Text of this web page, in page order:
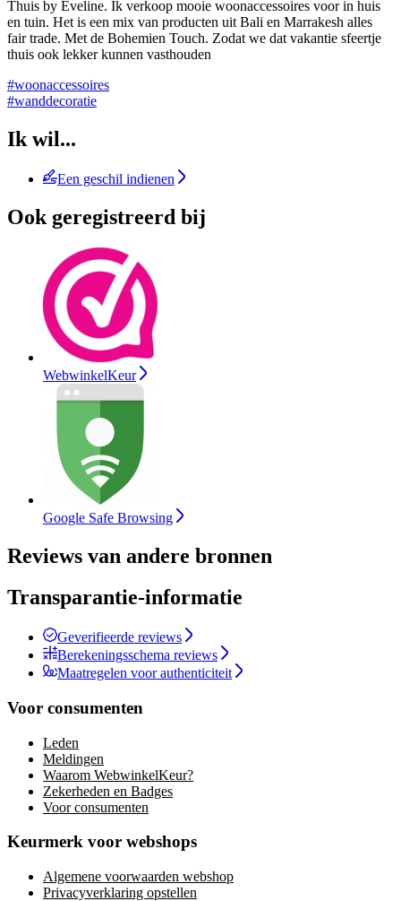
Thuis by Eveline. Ik verkoop mooie woonaccessoires voor in huis
en tuin. Het is een mix van producten uit Bali en Marrakesh alles
fair trade. Met de Bohemien Touch. Zodat we dat vakantie sfeertje
thuis ook lekker kunnen vasthouden
#woonaccessoires
#wanddecoratie
Ik wil...
Een geschil indienen
Ook geregistreerd bij
WebwinkelKeur
Google Safe Browsing
Reviews van andere bronnen
Transparantie-informatie
Geverifieerde reviews
Berekeningsschema reviews
Maatregelen voor authenticiteit
Voor consumenten
Leden
Meldingen
Waarom WebwinkelKeur?
Zekerheden en Badges
Voor consumenten
Keurmerk voor webshops
Algemene voorwaarden webshop
Privacyverklaring opstellen